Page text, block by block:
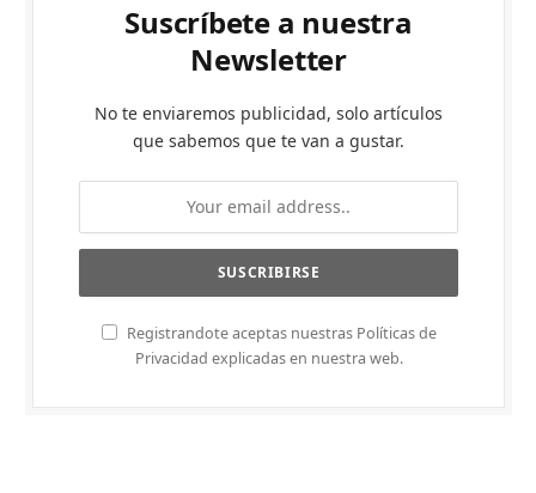
Suscríbete a nuestra
Newsletter
No te enviaremos publicidad, solo artículos
que sabemos que te van a gustar.
Registrandote aceptas nuestras Políticas de
Privacidad explicadas en nuestra web.